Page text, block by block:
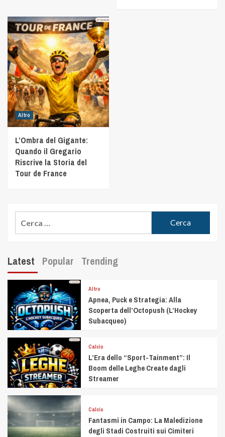
Altro
L’Ombra del Gigante:
Quando il Gregario
Riscrive la Storia del
Tour de France
Latest Popular Trending
Altro
Apnea, Puck e Strategia: Alla
Scoperta dell’Octopush (L’Hockey
Subacqueo)
Calcio
L’Era dello “Sport-Tainment”: Il
Boom delle Leghe Create dagli
Streamer
Calcio
Fantasmi in Campo: La Maledizione
degli Stadi Costruiti sui Cimiteri